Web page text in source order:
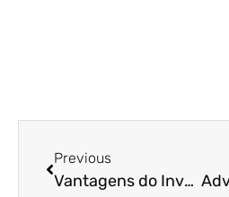
Previous
Vantagens do Inventário Extrajudicial em Luiz Antônio